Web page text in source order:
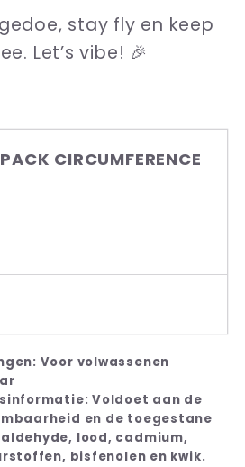
stay fly en keep
Let’s vibe! 🎉
CIRCUMFERENCE
Voor volwassenen
Voldoet aan de
en de toegestane
lood, cadmium,
bisfenolen en kwik.